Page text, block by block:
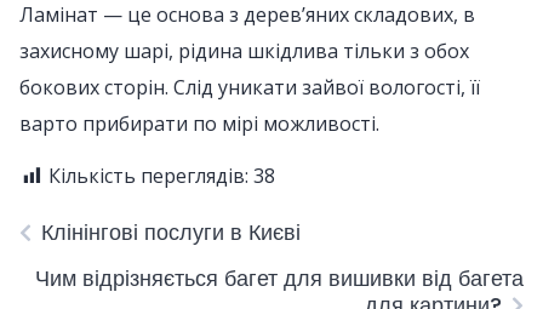
Ламінат — це основа з дерев’яних складових, в
захисному шарі, рідина шкідлива тільки з обох
бокових сторін. Слід уникати зайвої вологості, її
варто прибирати по мірі можливості.
Кількість переглядів: 38
Клінінгові послуги в Києві
Чим відрізняється багет для вишивки від багета